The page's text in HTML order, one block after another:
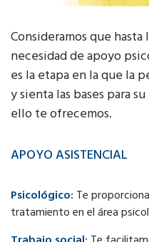
Consideramos que hasta
necesidad de apoyo
es la etapa en la que la
y sienta las bases para
ello te ofrecemos.
APOYO ASISTENCIAL
Psicológico: Te
tratamiento en el área